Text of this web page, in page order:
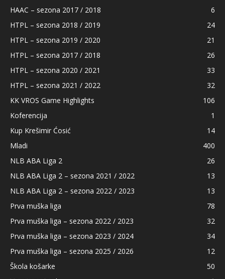
HAAC – sezona 2017 / 2018
6
HTPL – sezona 2018 / 2019
24
HTPL – sezona 2019 / 2020
21
HTPL – sezona 2017 / 2018
26
HTPL – sezona 2020 / 2021
33
HTPL – sezona 2021 / 2022
32
KK VROS Game Highlights
106
Koferencija
1
Kup Krešimir Ćosić
14
Mladi
400
NLB ABA Liga 2
26
NLB ABA Liga 2 – sezona 2021 / 2022
13
NLB ABA Liga 2 – sezona 2022 / 2023
13
Prva muška liga
78
Prva muška liga – sezona 2022 / 2023
32
Prva muška liga – sezona 2023 / 2024
34
Prva muška liga – sezona 2025 / 2026
12
Škola košarke
50